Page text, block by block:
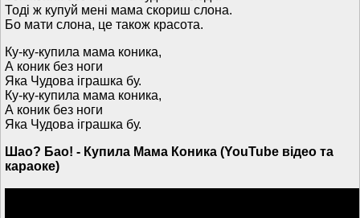
Тоді ж купуй мені мама скориш слона.
Бо мати слона, це також красота.
Ку-ку-купила мама коника,
А коник без ноги
Яка Чудова іграшка бу.
Ку-ку-купила мама коника,
А коник без ноги
Яка Чудова іграшка бу.
Шао? Бао! - Купила Мама Коника (YouTube відео та
караоке)